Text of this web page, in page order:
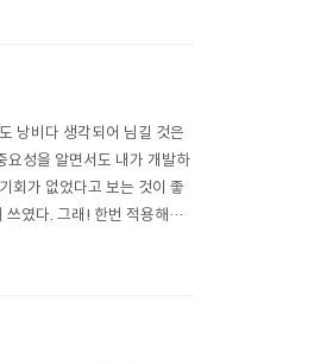
낭비다 생각되어 님길 것은
요성을 알면서도 내가 개발하
회가 없었다고 보는 것이 좋
였다. 그래! 한번 적용해보